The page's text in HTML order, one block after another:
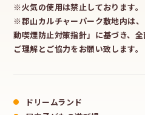
※火気の使用は禁止しております。
※郡山カルチャーパーク敷地内は
動喫煙防止対策指針」に基づき、全
ご理解とご協力をお願い致します。
ドリームランド